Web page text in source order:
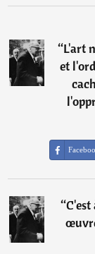
“L'art
et
“